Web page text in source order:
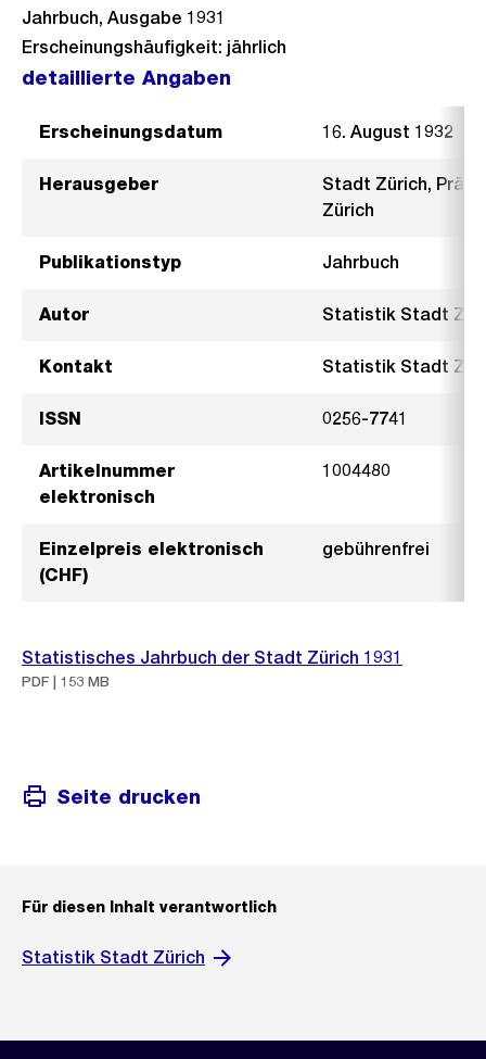
Jahrbuch, Ausgabe 1931
Erscheinungshäufigkeit: jährlich
detaillierte Angaben
Erscheinungsdatum 16. August 1932
Herausgeber
Stadt Zürich,
Zürich
Publikationstyp Jahrbuch
Autor Statistik Stadt
Kontakt Statistik Stadt
ISSN 0256-7741
Artikelnummer
elektronisch
1004480
Einzelpreis elektronisch
(CHF)
gebührenfrei
Statistisches Jahrbuch der Stadt Zürich 1931
PDF | 153 MB
Seite drucken
Für diesen Inhalt verantwortlich
Statistik Stadt Zürich